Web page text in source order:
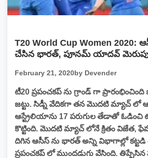
T20 World Cup Women 2020:
చేసిన భారత్, పూనమ్ యాదవ్
February 21, 2020by Devender
టీ20 ప్రపంచకప్ ను గ్రాండ్ గా
జట్టు. సిడ్నీ వేదికగా తన మొదటి మ్యాచ్ లో
ఆస్ట్రేలియాను 17 పరుగుల తేడాతో
కొట్టింది. మొదటి మ్యాచ్ లోనే క్రితం విజేత,
దిగిన ఆసీస్ ను భారత్ అన్ని విభాగాల్లో కట్టడి
ప్రపంచకప్ లో ముందడుగు వేసింది.